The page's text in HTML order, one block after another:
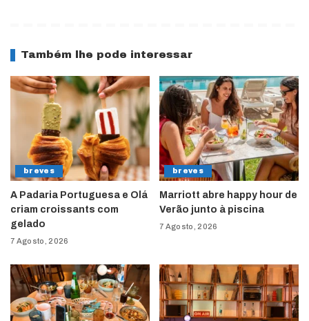
Também lhe pode interessar
breves
A Padaria Portuguesa e Olá
criam croissants com
gelado
7 Agosto, 2026
breves
Marriott abre happy hour de
Verão junto à piscina
7 Agosto, 2026